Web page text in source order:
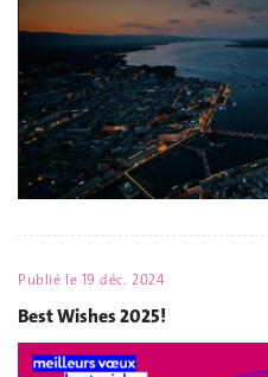
Publié le 19 déc. 2024
Best Wishes 2025!